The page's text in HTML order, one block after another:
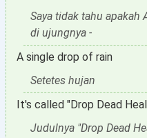
Saya tidak tahu apakah
di ujungnya -
A single drop of rain
Setetes hujan
It's called "Drop Dead
Judulnya "Drop Dead